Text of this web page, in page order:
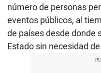
número de personas
eventos públicos, al
de países desde donde
Estado sin necesidad